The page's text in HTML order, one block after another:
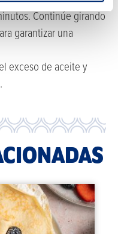
Continúe girando
garantizar una
exceso de aceite y